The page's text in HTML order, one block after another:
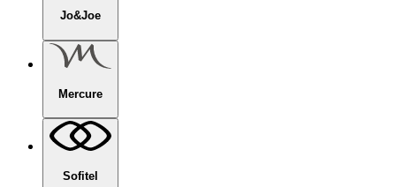
Jo&Joe
Mercure
Sofitel